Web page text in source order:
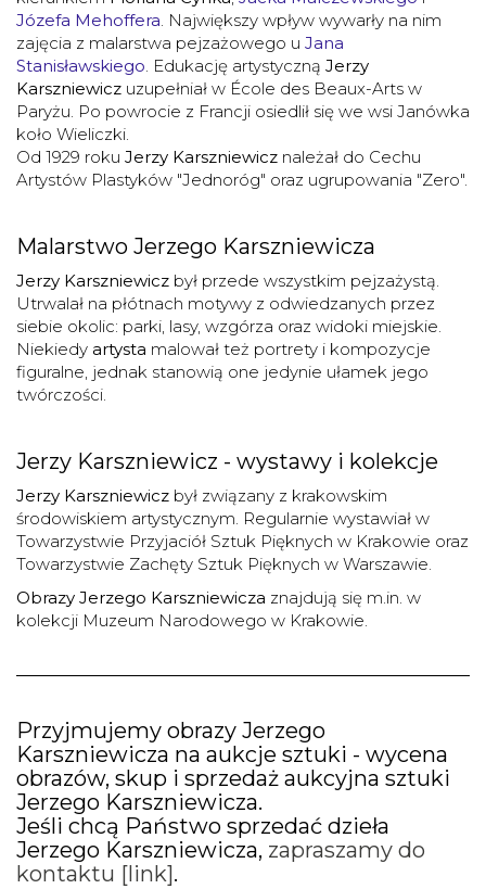
Józefa Mehoffera . Największy wpływ wywarły na nim
zajęcia z malarstwa pejzażowego u Jana
Stanisławskiego . Edukację artystyczną Jerzy
Karszniewicz uzupełniał w École des Beaux-Arts w
Paryżu. Po powrocie z Francji osiedlił się we wsi Janówka
koło Wieliczki.
Od 1929 roku Jerzy Karszniewicz należał do Cechu
Artystów Plastyków "Jednoróg" oraz ugrupowania "Zero".
Malarstwo Jerzego Karszniewicza
Jerzy Karszniewicz był przede wszystkim pejzażystą.
Utrwalał na płótnach motywy z odwiedzanych przez
siebie okolic: parki, lasy, wzgórza oraz widoki miejskie.
Niekiedy artysta malował też portrety i kompozycje
figuralne, jednak stanowią one jedynie ułamek jego
twórczości.
Jerzy Karszniewicz - wystawy i kolekcje
Jerzy Karszniewicz był związany z krakowskim
środowiskiem artystycznym. Regularnie wystawiał w
Towarzystwie Przyjaciół Sztuk Pięknych w Krakowie oraz
Towarzystwie Zachęty Sztuk Pięknych w Warszawie.
Obrazy Jerzego Karszniewicza znajdują się m.in. w
kolekcji Muzeum Narodowego w Krakowie.
Przyjmujemy obrazy Jerzego
Karszniewicza na aukcje sztuki - wycena
obrazów, skup i sprzedaż aukcyjna sztuki
Jerzego Karszniewicza.
Jeśli chcą Państwo sprzedać dzieła
Jerzego Karszniewicza, zapraszamy do
kontaktu [link].